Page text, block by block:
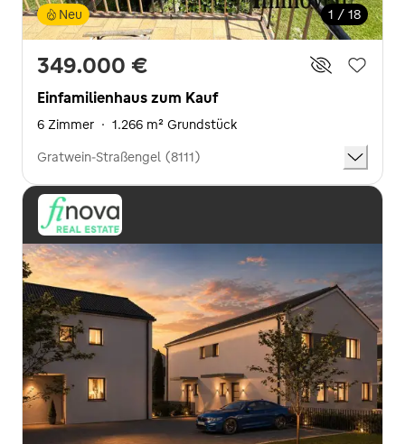
1 / 18
Neu
349.000 €
Einfamilienhaus zum Kauf
6 Zimmer · 1.266 m² Grundstück
Gratwein-Straßengel (8111)